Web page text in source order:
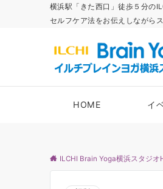
横浜駅「きた西口」徒歩５分の
セルフケア法をお伝えしながら
HOME イ
ILCHI Brain Yoga横浜スタジオ